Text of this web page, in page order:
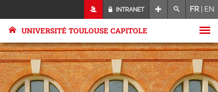
INTRANET FR | EN
UNIVERSITÉ TOULOUSE CAPITOLE